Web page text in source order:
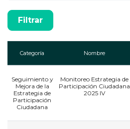
Categoría Nombre
Seguimiento y
Mejora de la
Estrategia de
Participación
Ciudadana
Monitoreo Estrategia de
Participación Ciudadana
2025 IV